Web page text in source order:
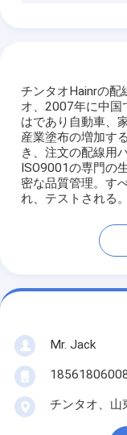
チンタオHainrの配
オ、2007年に中国
はであり自動車、
産業塗布の増加す
き、注文の配線用
ISO9001の専門の
密な品質管理。す
れ、テストされる
Mr. Jack
チンタオ、山